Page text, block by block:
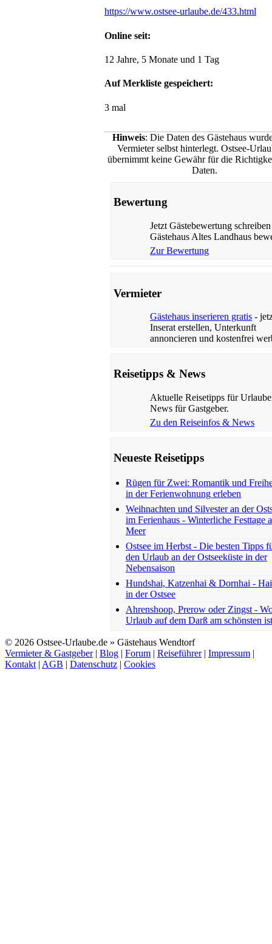
https://www.ostsee-urlaube.de/433.html
Online seit:
12 Jahre, 5 Monate und 1 Tag
Auf Merkliste gespeichert:
3 mal
Hinweis: Die Daten des Gästehaus
Vermieter selbst hinterlegt. Ostsee-
übernimmt keine Gewähr für die
Daten.
Bewertung
Jetzt Gästebewertung
Gästehaus Altes Landhaus
Zur Bewertung
Vermieter
Gästehaus inserieren gratis -
Inserat erstellen, Unterkunft
annoncieren und kostenfrei
Reisetipps & News
Aktuelle Reisetipps für
News für Gastgeber.
Zu den Reiseinfos & News
Neueste Reisetipps
Rügen für Zwei: Romantik und
in der Ferienwohnung erleben
Weihnachten und Silvester an der
im Ferienhaus - Winterliche Festtage
Meer
Ostsee im Herbst - Die besten Tipps
den Urlaub an der Ostseeküste in der
Nebensaison
Hundshai, Katzenhai & Dornhai -
in der Ostsee
Ahrenshoop, Prerow oder Zingst -
Urlaub auf dem Darß am schönsten ist
© 2026 Ostsee-Urlaube.de » Gästehaus Wendtorf
Vermieter & Gastgeber| Blog | Forum | Reiseführer| Impressum |
Kontakt | AGB | Datenschutz | Cookies